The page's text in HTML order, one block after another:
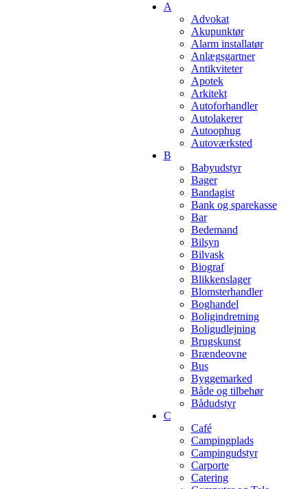
A
Advokat
Akupunktør
Alarm installatør
Anlægsgartner
Antikviteter
Apotek
Arkitekt
Autoforhandler
Autolakerer
Autoophug
Autoværksted
B
Babyudstyr
Bager
Bandagist
Bank og sparekasse
Bar
Bedemand
Bilsyn
Bilvask
Biograf
Blikkenslager
Blomsterhandler
Boghandel
Boligindretning
Boligudlejning
Brugskunst
Brændeovne
Bus
Byggemarked
Både og tilbehør
Bådudstyr
C
Café
Campingplads
Campingudstyr
Carporte
Catering